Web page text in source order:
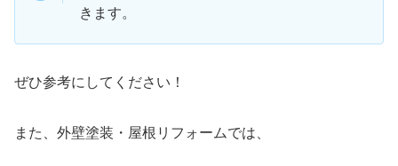
きます。
ぜひ参考にしてください！
また、外壁塗装・屋根リフォームでは、